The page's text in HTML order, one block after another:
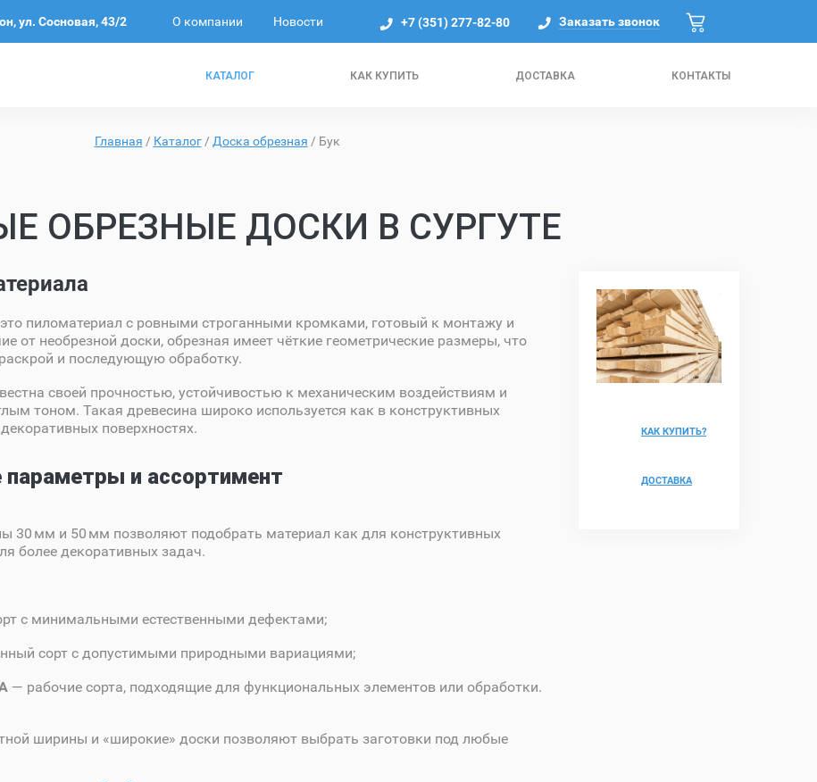
КАТАЛОГ КАК КУПИТЬ ДОСТАВКА КОНТАКТЫ
ул. Сосновая, 43/2 О компании Новости +7 (351) 277-82-80 Заказать звонок
Главная / Каталог / Доска обрезная / Бук
ОБРЕЗНЫЕ ДОСКИ В СУРГУТЕ
пиломатериал с ровными строганными кромками, готовый к монтажу и
от необрезной доски, обрезная имеет чёткие геометрические размеры, что
и последующую обработку.
своей прочностью, устойчивостью к механическим воздействиям и
тоном. Такая древесина широко используется как в конструктивных
поверхностях.
параметры и ассортимент
30 мм и 50 мм позволяют подобрать материал как для конструктивных
более декоративных задач.
с минимальными естественными дефектами;
сорт с допустимыми природными вариациями;
— рабочие сорта, подходящие для функциональных элементов или обработки.
ширины и «широкие» доски позволяют выбрать заготовки под любые
КАК КУПИТЬ?
ДОСТАВКА